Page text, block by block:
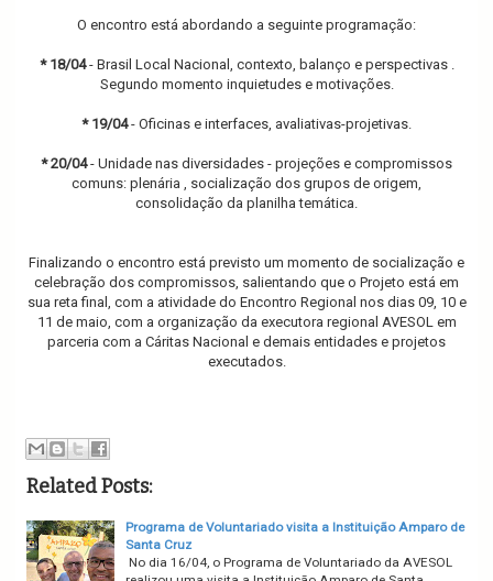
O encontro está abordando a seguinte programação:
* 18/04- Brasil Local Nacional, contexto, balanço e perspectivas .
Segundo momento inquietudes e motivações.
* 19/04- Oficinas e interfaces, avaliativas-projetivas.
* 20/04- Unidade nas diversidades - projeções e compromissos
comuns: plenária , socialização dos grupos de origem,
consolidação da planilha temática.
Finalizando o encontro está previsto um momento de socialização e
celebração dos compromissos, salientando que o Projeto está em
sua reta final, com a atividade do Encontro Regional nos dias 09, 10 e
11 de maio, com a organização da executora regional AVESOL em
parceria com a Cáritas Nacional e demais entidades e projetos
executados.
Related Posts:
Programa de Voluntariado visita a Instituição Amparo de
Santa Cruz
No dia 16/04, o Programa de Voluntariado da AVESOL